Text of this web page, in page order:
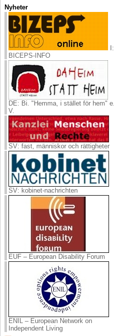
Nyheter
I:
BICEPS-INFO
DE: Bi. "Hemma, i stället för hem" e.
V.
SV: fast, människor och rättigheter
SV: kobinet-nachrichten
EUF – European Disability Forum
ENIL – European Network on
Independent Living